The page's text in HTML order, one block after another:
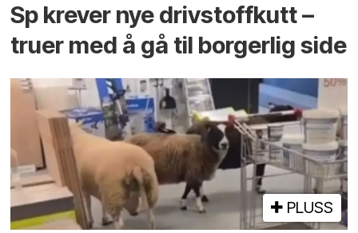
Sp krever nye drivstoffkutt –
truer med å gå til borgerlig side
PLUSS